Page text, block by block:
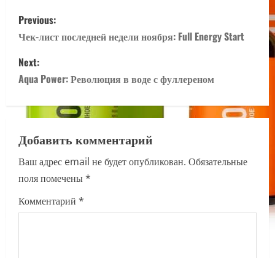
P
o
s
t
n
a
v
i
g
Previous:
Чек-лист последней недели ноября: Full Energy Start
Next:
Aqua Power: Революция в воде с фуллереном
Добавить комментарий
Ваш адрес email не будет опубликован. Обязательные
поля помечены*
Комментарий *